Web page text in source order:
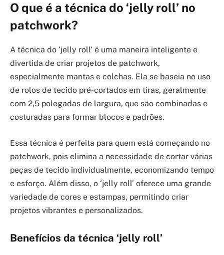
O que é a técnica do ‘jelly roll’ no
patchwork?
A técnica do ‘jelly roll’ é uma maneira inteligente e
divertida de criar projetos de patchwork,
especialmente mantas e colchas. Ela se baseia no uso
de rolos de tecido pré-cortados em tiras, geralmente
com 2,5 polegadas de largura, que são combinadas e
costuradas para formar blocos e padrões.
Essa técnica é perfeita para quem está começando no
patchwork, pois elimina a necessidade de cortar várias
peças de tecido individualmente, economizando tempo
e esforço. Além disso, o ‘jelly roll’ oferece uma grande
variedade de cores e estampas, permitindo criar
projetos vibrantes e personalizados.
Benefícios da técnica ‘jelly roll’